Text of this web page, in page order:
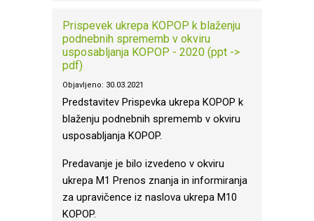
Prispevek ukrepa KOPOP k blaženju
podnebnih sprememb v okviru
usposabljanja KOPOP - 2020 (ppt ->
pdf)
Objavljeno: 30.03.2021
Predstavitev Prispevka ukrepa KOPOP k
blaženju podnebnih sprememb v okviru
usposabljanja KOPOP.
Predavanje je bilo izvedeno v okviru
ukrepa M1 Prenos znanja in informiranja
za upravičence iz naslova ukrepa M10
KOPOP.